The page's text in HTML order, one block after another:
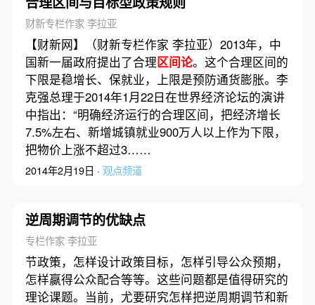
财新专栏作家 李拉亚
【财新网】（财新专栏作家 李拉亚）2013年，中
国新一届政府提出了合理区间论。这个合理区间的
下限是稳增长、保就业，上限是预防通货膨胀。李
克强总理于2014年1月22日在世界经济论坛的演讲
中指出：“明确经济运行的合理区间，把经济增长
7.5%左右、新增城镇就业900万人以上作为下限，
把物价上涨不超过3……
2014年2月19日 · 观点频道
逆周期调节的优缺点
专栏作家 李拉亚
节政策，怎样设计政策目标，怎样引导公众预期，
怎样赢得公众配合等等。这些问题都是值得研究的
理论课题。当前，尤要研究怎样把逆周期调节和新